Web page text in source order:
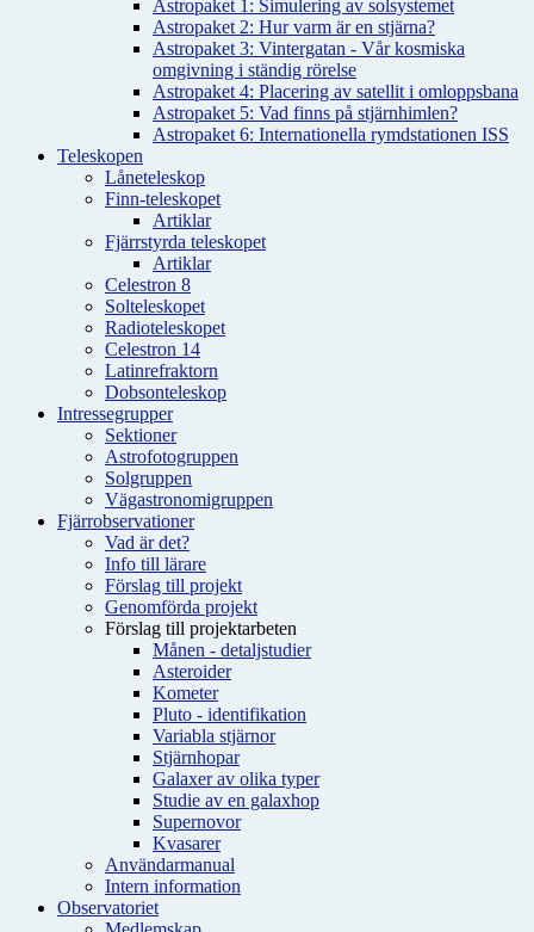
Astropaket 1: Simulering av solsystemet
Astropaket 2: Hur varm är en stjärna?
Astropaket 3: Vintergatan - Vår kosmiska
omgivning i ständig rörelse
Astropaket 4: Placering av satellit i omloppsbana
Astropaket 5: Vad finns på stjärnhimlen?
Astropaket 6: Internationella rymdstationen ISS
Teleskopen
Låneteleskop
Finn-teleskopet
Artiklar
Fjärrstyrda teleskopet
Artiklar
Celestron 8
Solteleskopet
Radioteleskopet
Celestron 14
Latinrefraktorn
Dobsonteleskop
Intressegrupper
Sektioner
Astrofotogruppen
Solgruppen
Vägastronomigruppen
Fjärrobservationer
Vad är det?
Info till lärare
Förslag till projekt
Genomförda projekt
Förslag till projektarbeten
Månen - detaljstudier
Asteroider
Kometer
Pluto - identifikation
Variabla stjärnor
Stjärnhopar
Galaxer av olika typer
Studie av en galaxhop
Supernovor
Kvasarer
Användarmanual
Intern information
Observatoriet